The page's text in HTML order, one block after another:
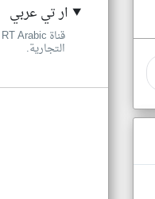
ار تي عربي
التجارية.